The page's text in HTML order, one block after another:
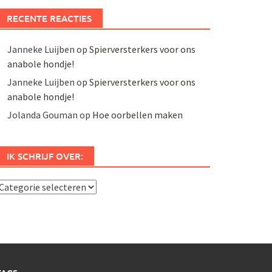
RECENTE REACTIES
Janneke Luijben op Spierversterkers voor ons
anabole hondje!
Janneke Luijben op Spierversterkers voor ons
anabole hondje!
Jolanda Gouman op Hoe oorbellen maken
IK SCHRIJF OVER: